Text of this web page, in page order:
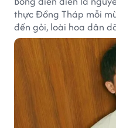
thực Đồng Tháp mỗi
đến gỏi, loài hoa dân
ngon khiến du khách